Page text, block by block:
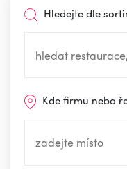
Hledejte dle
Kde firmu nebo